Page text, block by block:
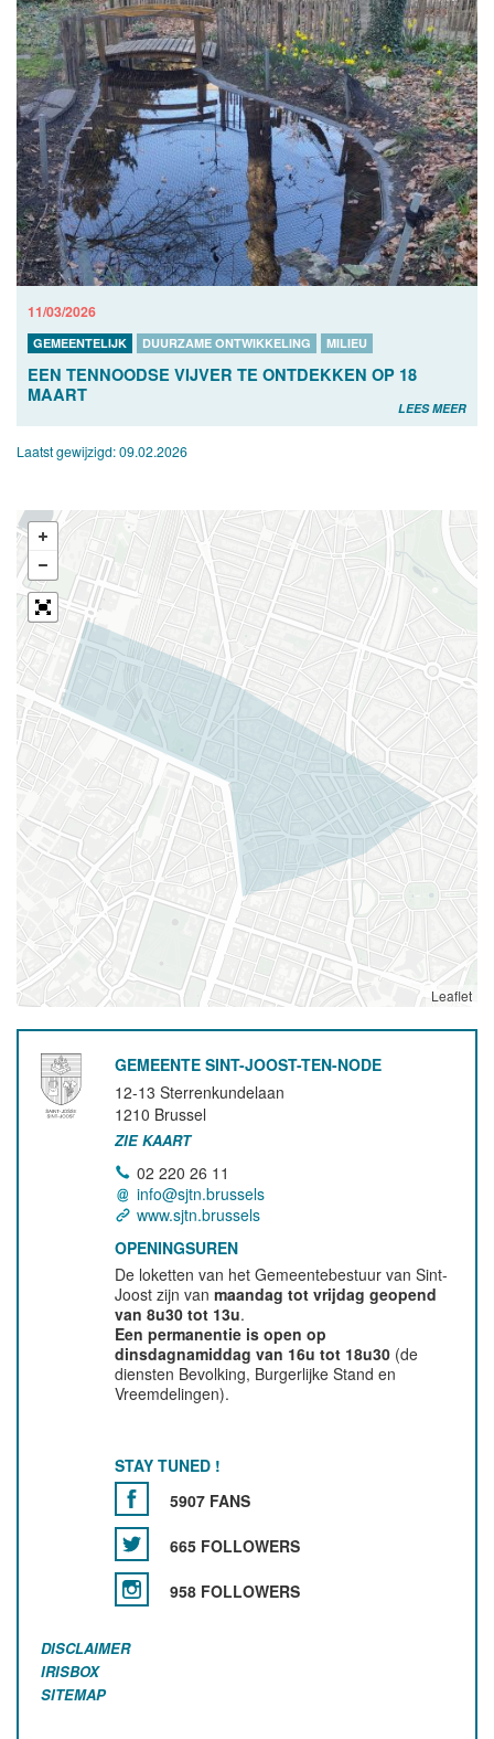
11/03/2026
GEMEENTELIJK DUURZAME ONTWIKKELING MILIEU
EEN TENNOODSE VIJVER TE ONTDEKKEN OP 18
MAART
LEES MEER
Laatst gewijzigd:09.02.2026
Leaflet
GEMEENTE SINT-JOOST-TEN-NODE
12-13 Sterrenkundelaan
1210 Brussel
ZIE KAART
02 220 26 11
info@sjtn.brussels
www.sjtn.brussels
OPENINGSUREN
De loketten van het Gemeentebestuur van Sint-
Joost zijn vanmaandag tot vrijdag geopend
van 8u30 tot 13u.
Een permanentie is open op
dinsdagnamiddag van 16u tot 18u30 (de
diensten Bevolking, Burgerlijke Stand en
Vreemdelingen).
STAY TUNED !
5907 FANS
665 FOLLOWERS
958 FOLLOWERS
DISCLAIMER
IRISBOX
SITEMAP